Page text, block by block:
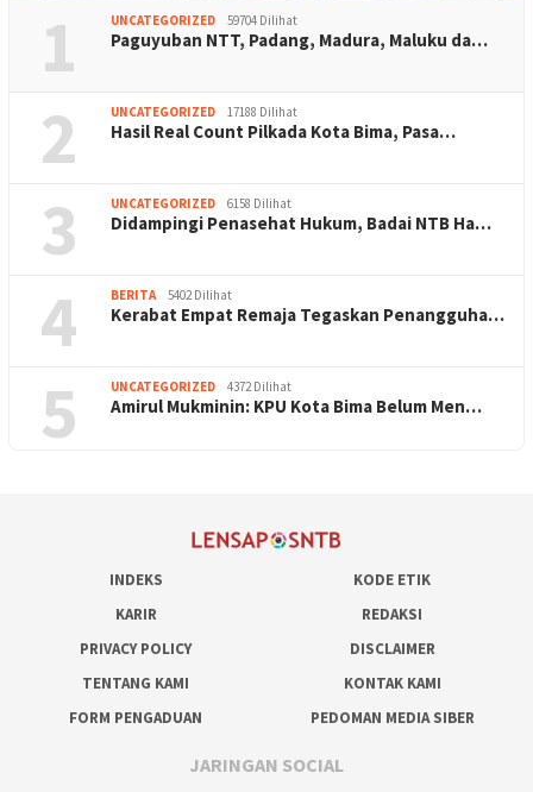
1 UNCATEGORIZED 59704 Dilihat
Paguyuban NTT, Padang, Madura, Maluku da…
2 UNCATEGORIZED 17188 Dilihat
Hasil Real Count Pilkada Kota Bima, Pasa…
3 UNCATEGORIZED 6158 Dilihat
Didampingi Penasehat Hukum, Badai NTB Ha…
4 BERITA 5402 Dilihat
Kerabat Empat Remaja Tegaskan Penangguha…
5 UNCATEGORIZED 4372 Dilihat
Amirul Mukminin: KPU Kota Bima Belum Men…
INDEKS
KODE ETIK
KARIR
REDAKSI
PRIVACY POLICY
DISCLAIMER
TENTANG KAMI
KONTAK KAMI
FORM PENGADUAN
PEDOMAN MEDIA SIBER
JARINGAN SOCIAL